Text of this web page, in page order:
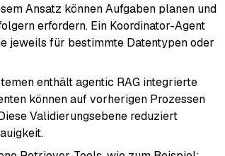
Ansatz können Aufgaben planen und
erfordern. Ein Koordinator-Agent
jeweils für bestimmte Datentypen oder
enthält agentic RAG integrierte
können auf vorherigen Prozessen
Validierungsebene reduziert